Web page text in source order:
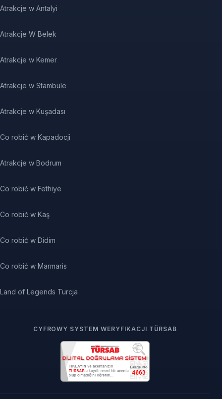
Atrakcje w Antalyi
Atrakcje W Belek
Atrakcje w Kemer
Atrakcje w Stambule
Atrakcje w Kuşadası
Co robić w Kapadocji
Atrakcje w Bodrum
Co robić w Fethiye
Co robić w Kaş
Co robić w Didim
Co robić w Marmaris
Land of Legends Turcja
CYFROWY SYSTEM WERYFIKACJI TÜRSAB